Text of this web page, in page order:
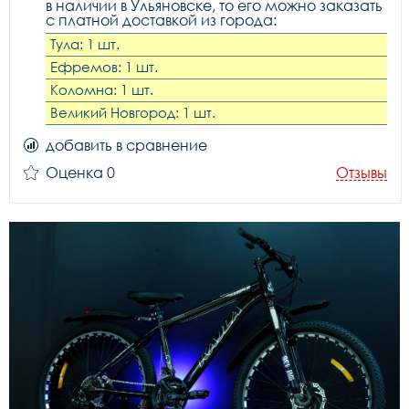
в наличии в Ульяновске, то его можно заказать
с платной доставкой из города:
Тула: 1 шт.
Ефремов: 1 шт.
Коломна: 1 шт.
Великий Новгород: 1 шт.
добавить в сравнение
Оценка 0
Отзывы